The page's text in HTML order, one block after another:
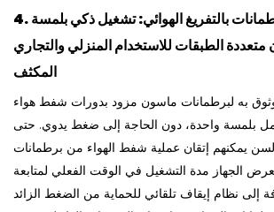
4. جهاز إغلاق البرطمانات بالتفريغ الهوائي: تشغيل ذكي بلمسة
متعددة الطبقات للاستخدام المنزلي والتجاري
المكثف
به لبرطمانات ماسون مزود بدورات شفط هواء
بلمسة واحدة، دون الحاجة إلى ضغط يدوي. حتى
السن يمكنهم إتقان عملية شفط الهواء من برطمانات
الجهاز مدة التشغيل في الوقت الفعلي لمتابعة
إلى نظام إيقاف تلقائي للحماية من الضغط الزائد